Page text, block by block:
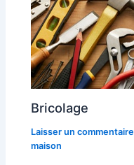
Bricolage
Laisser un commentaire
maison